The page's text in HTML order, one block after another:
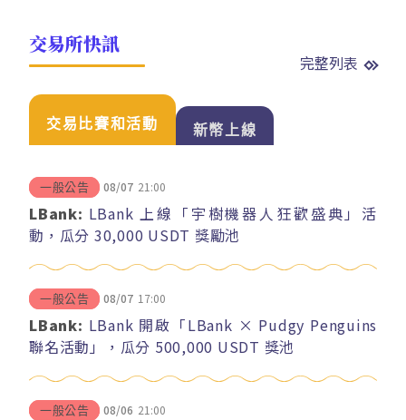
交易所快訊
完整列表
交易比賽和活動 新幣上線
一般公告 08/07 21:00
LBank: LBank 上線「宇樹機器人狂歡盛典」活
動，瓜分 30,000 USDT 獎勵池
一般公告 08/07 17:00
LBank: LBank 開啟「LBank × Pudgy Penguins
聯名活動」，瓜分 500,000 USDT 獎池
一般公告 08/06 21:00